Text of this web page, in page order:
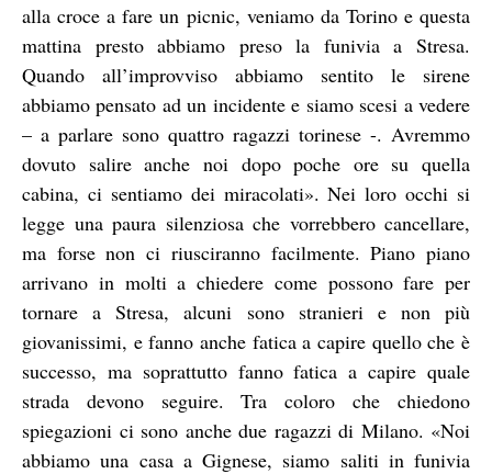
alla croce a fare un picnic, veniamo da Torino e questa
mattina presto abbiamo preso la funivia a Stresa.
Quando all’improvviso abbiamo sentito le sirene
abbiamo pensato ad un incidente e siamo scesi a vedere
– a parlare sono quattro ragazzi torinese -. Avremmo
dovuto salire anche noi dopo poche ore su quella
cabina, ci sentiamo dei miracolati». Nei loro occhi si
legge una paura silenziosa che vorrebbero cancellare,
ma forse non ci riusciranno facilmente. Piano piano
arrivano in molti a chiedere come possono fare per
tornare a Stresa, alcuni sono stranieri e non più
giovanissimi, e fanno anche fatica a capire quello che è
successo, ma soprattutto fanno fatica a capire quale
strada devono seguire. Tra coloro che chiedono
spiegazioni ci sono anche due ragazzi di Milano. «Noi
abbiamo una casa a Gignese, siamo saliti in funivia